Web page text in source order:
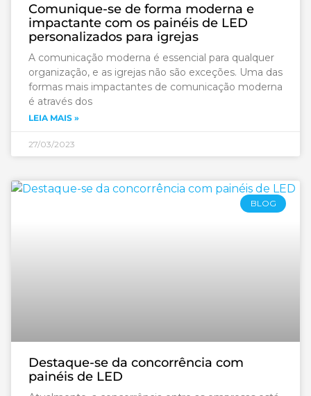
Comunique-se de forma moderna e
impactante com os painéis de LED
personalizados para igrejas
A comunicação moderna é essencial para qualquer
organização, e as igrejas não são exceções. Uma das
formas mais impactantes de comunicação moderna
é através dos
LEIA MAIS »
27/03/2023
BLOG
Destaque-se da concorrência com
painéis de LED